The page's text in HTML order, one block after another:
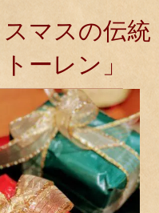
スマスの伝統
ーレン」